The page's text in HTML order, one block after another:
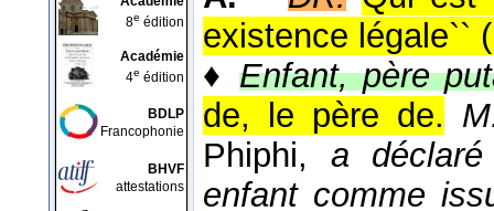
8e édition
Académie
4e édition
BDLP
Francophonie
BHVF
attestations
existence légale`` (
♦Enfant, père
de, le père de.
Phiphi, a
enfant comme